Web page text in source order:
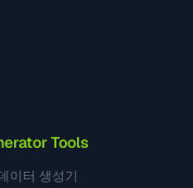
Tools
이터 생성기